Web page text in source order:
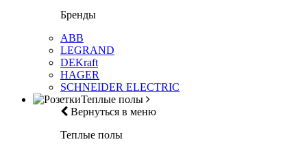
Бренды
ABB
LEGRAND
DEKraft
HAGER
SCHNEIDER ELECTRIC
Теплые полы
Вернуться в меню
Теплые полы